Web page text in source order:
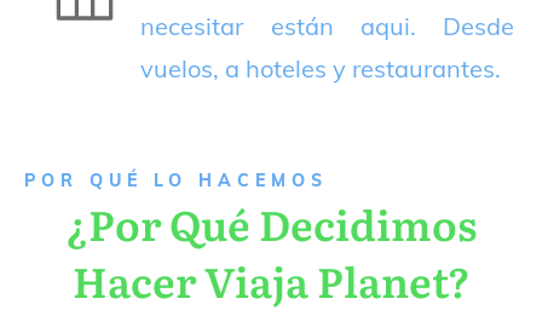
necesitar están aqui. Desde
vuelos, a hoteles y restaurantes.
P OR QUÉ LO HACEMOS
¿Por Qué Decidimos
Hacer Viaja Planet?